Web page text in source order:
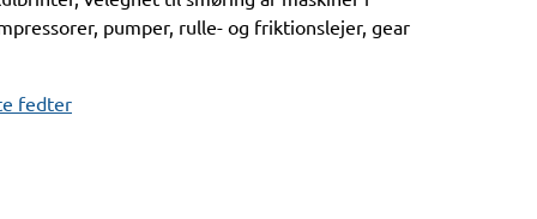
fedter
pumper, rulle- og friktionslejer, gear